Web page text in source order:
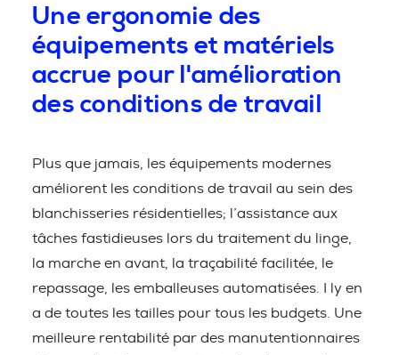
Une ergonomie des
équipements et matériels
accrue pour l'amélioration
des conditions de travail
Plus que jamais, les équipements modernes
améliorent les conditions de travail au sein des
blanchisseries résidentielles; l’assistance aux
tâches fastidieuses lors du traitement du linge,
la marche en avant, la traçabilité facilitée, le
repassage, les emballeuses automatisées. I ly en
a de toutes les tailles pour tous les budgets. Une
meilleure rentabilité par des manutentionnaires